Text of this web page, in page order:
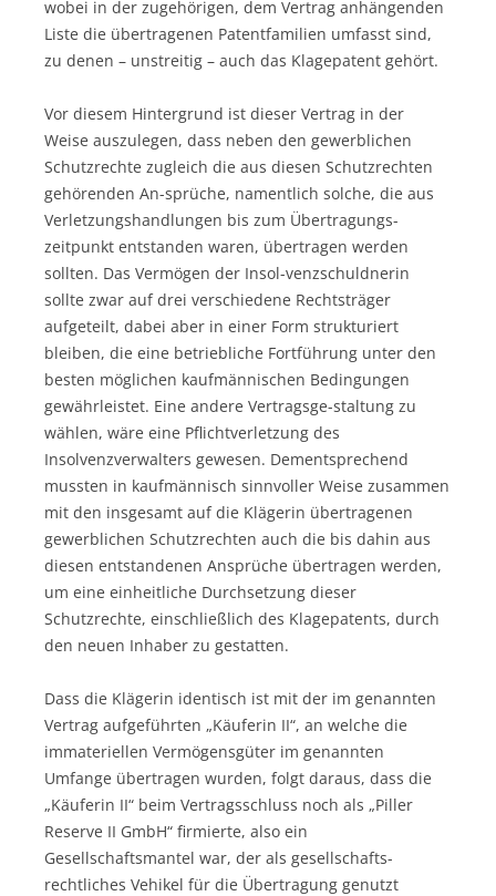
wobei in der zugehörigen, dem Vertrag anhängenden
Liste die übertragenen Patentfamilien umfasst sind,
zu denen – unstreitig – auch das Klagepatent gehört.
Vor diesem Hintergrund ist dieser Vertrag in der
Weise auszulegen, dass neben den gewerblichen
Schutzrechte zugleich die aus diesen Schutzrechten
gehörenden An-sprüche, namentlich solche, die aus
Verletzungshandlungen bis zum Übertragungs-
zeitpunkt entstanden waren, übertragen werden
sollten. Das Vermögen der Insol-venzschuldnerin
sollte zwar auf drei verschiedene Rechtsträger
aufgeteilt, dabei aber in einer Form strukturiert
bleiben, die eine betriebliche Fortführung unter den
besten möglichen kaufmännischen Bedingungen
gewährleistet. Eine andere Vertragsge-staltung zu
wählen, wäre eine Pflichtverletzung des
Insolvenzverwalters gewesen. Dementsprechend
mussten in kaufmännisch sinnvoller Weise zusammen
mit den insgesamt auf die Klägerin übertragenen
gewerblichen Schutzrechten auch die bis dahin aus
diesen entstandenen Ansprüche übertragen werden,
um eine einheitliche Durchsetzung dieser
Schutzrechte, einschließlich des Klagepatents, durch
den neuen Inhaber zu gestatten.
Dass die Klägerin identisch ist mit der im genannten
Vertrag aufgeführten „Käuferin II“, an welche die
immateriellen Vermögensgüter im genannten
Umfange übertragen wurden, folgt daraus, dass die
„Käuferin II“ beim Vertragsschluss noch als „Piller
Reserve II GmbH“ firmierte, also ein
Gesellschaftsmantel war, der als gesellschafts-
rechtliches Vehikel für die Übertragung genutzt